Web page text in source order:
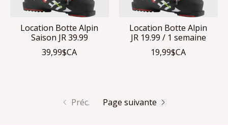
Location Botte Alpin
Saison JR 39.99
39,99$CA
Location Botte Alpin
JR 19.99 / 1 semaine
19,99$CA
Préc. Page suivante